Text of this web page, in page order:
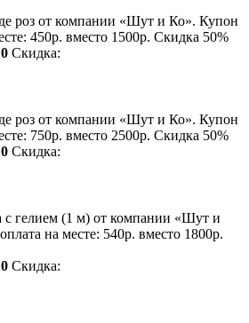
роз от компании «Шут и Ко». Купон
450р. вместо 1500р. Скидка 50%
0 Скидка:
роз от компании «Шут и Ко». Купон
750р. вместо 2500р. Скидка 50%
0 Скидка:
с гелием (1 м) от компании «Шут и
на месте: 540р. вместо 1800р.
0 Скидка: